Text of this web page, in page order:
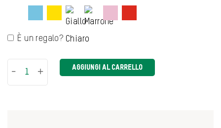
È un regalo?
- + AGGIUNGI AL CARRELLO